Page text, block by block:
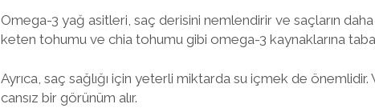
Omega-3 yağ asitleri, saç derisini nemlendirir ve saçların
keten tohumu ve chia tohumu gibi omega-3 kaynaklarına
Ayrıca, saç sağlığı için yeterli miktarda su içmek de
cansız bir görünüm alır.